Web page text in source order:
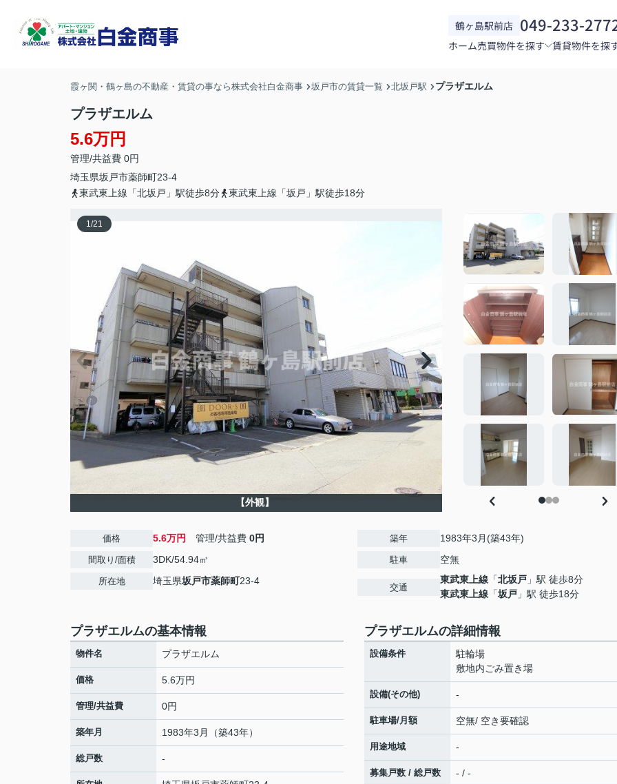
鶴ヶ島駅前店 049-233-
ホーム売買物件を探す 賃貸物件を探
霞ヶ関・鶴ヶ島の不動産・賃貸の事なら株式会社白金商事 坂戸市の賃貸一覧 北坂戸駅 プラザエルム
プラザエルム
5.6万円
管理/共益費 0円
埼玉県坂戸市薬師町23-4
東武東上線「北坂戸」駅徒歩8分
東武東上線「坂戸」駅徒歩18分
1/21
【外観】
価格 5.6万円 管理/共益費 0円
間取り/面積 3DK/54.94㎡
所在地 埼玉県坂戸市薬師町23-4
築年 1983年3月(築43年)
駐車 空無
交通
東武東上線 「北坂戸 」駅 徒歩8分
東武東上線 「坂戸 」駅 徒歩18分
プラザエルムの基本情報
物件名 プラザエルム
価格 5.6万円
管理/共益費 0円
築年月 1983年3月（築43年）
総戸数 -
プラザエルムの詳細情報
設備条件
駐輪場
敷地内ごみ置き場
設備(その他) -
駐車場/月額 空無/ 空き要確認
用途地域 -
募集戸数 / 総戸数 - / -